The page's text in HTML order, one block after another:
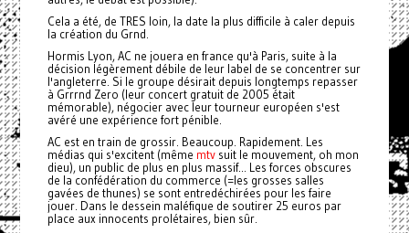
Cela a été, de TRES loin, la date la plus difficile à caler depuis
la création du Grnd.
Hormis Lyon, AC ne jouera en france qu'à Paris, suite à la
décision légèrement débile de leur label de se concentrer sur
l'angleterre. Si le groupe désirait depuis longtemps repasser
à Grrrnd Zero (leur concert gratuit de 2005 était
mémorable), négocier avec leur tourneur européen s'est
avéré une expérience fort pénible.
AC est en train de grossir. Beaucoup. Rapidement. Les
médias qui s'excitent (même mtvsuit le mouvement, oh mon
dieu), un public de plus en plus massif... Les forces obscures
de la confédération du commerce (=les grosses salles
gavées de thunes) se sont entredéchirées pour les faire
jouer. Dans le dessein maléfique de soutirer 25 euros par
place aux innocents prolétaires, bien sûr.